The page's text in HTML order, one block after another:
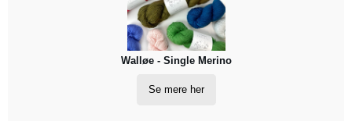
Walløe - Single Merino
Se mere her